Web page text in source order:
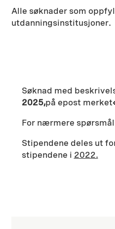
Alle søknader som
utdanningsinstitusjoner.
Søknad med
2025,på epost merket
For nærmere
Stipendene deles ut
stipendene i 2022.